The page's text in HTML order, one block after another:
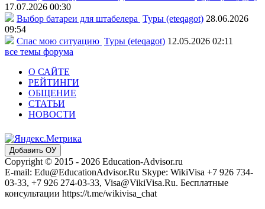
17.07.2026 00:30
Выбор батареи для штабелера Туры (eteqagot) 28.06.2026
09:54
Спас мою ситуацию Туры (eteqagot) 12.05.2026 02:11
все темы форума
О САЙТЕ
РЕЙТИНГИ
ОБЩЕНИЕ
СТАТЬИ
НОВОСТИ
Добавить ОУ
Copyright © 2015 - 2026 Education-Advisor.ru
E-mail: Edu@EducationAdvisor.Ru Skype: WikiVisa +7 926 734-
03-33, +7 926 274-03-33, Visa@VikiVisa.Ru. Бесплатные
консультации https://t.me/wikivisa_chat